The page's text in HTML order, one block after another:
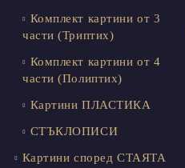
Комплект картини от 3
части (Триптих)
Комплект картини от 4
части (Полиптих)
Картини ПЛАСТИКА
СТЪКЛОПИСИ
Картини според СТАЯТА